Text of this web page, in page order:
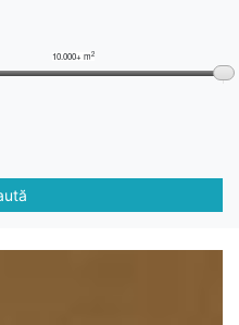
10.000+ m2